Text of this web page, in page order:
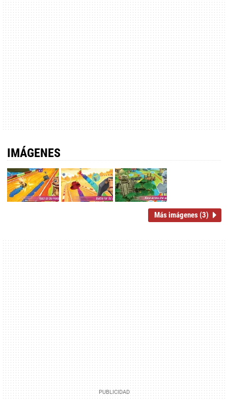
IMÁGENES
Más imágenes (3)